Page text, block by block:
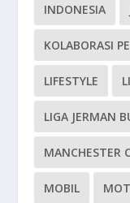
INDONESIA
KOLABORASI
LIFESTYLE
LIGA JERMAN
MANCHESTER
MOBIL